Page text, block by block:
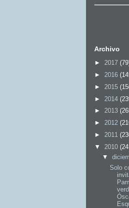
Archivo
► 2017
► 2016
► 2015
► 2014
► 2013
► 2012
► 2011
▼ 2010
▼
Solo